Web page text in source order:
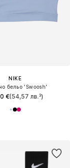
NIKE
бельо 'Swoosh'
€(54,57 лв.³)